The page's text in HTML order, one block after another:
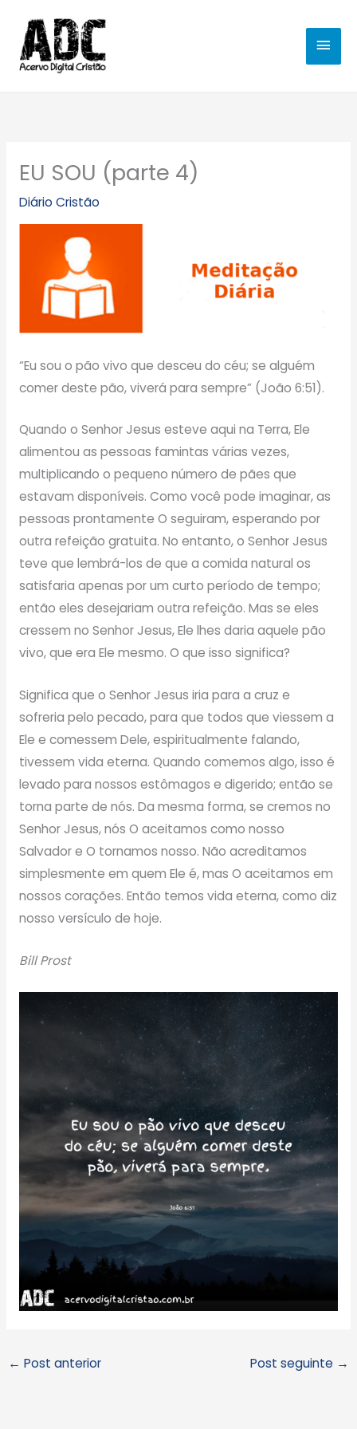
para
conteúdo
EU SOU (parte 4)
Diário Cristão
“Eu sou o pão vivo que desceu do céu; se alguém
comer deste pão, viverá para sempre” (João 6:51).
Quando o Senhor Jesus esteve aqui na Terra, Ele
alimentou as pessoas famintas várias vezes,
multiplicando o pequeno número de pães que
estavam disponíveis. Como você pode imaginar, as
pessoas prontamente O seguiram, esperando por
outra refeição gratuita. No entanto, o Senhor Jesus
teve que lembrá-los de que a comida natural os
satisfaria apenas por um curto período de tempo;
então eles desejariam outra refeição. Mas se eles
cressem no Senhor Jesus, Ele lhes daria aquele pão
vivo, que era Ele mesmo. O que isso significa?
Significa que o Senhor Jesus iria para a cruz e
sofreria pelo pecado, para que todos que viessem a
Ele e comessem Dele, espiritualmente falando,
tivessem vida eterna. Quando comemos algo, isso é
levado para nossos estômagos e digerido; então se
torna parte de nós. Da mesma forma, se cremos no
Senhor Jesus, nós O aceitamos como nosso
Salvador e O tornamos nosso. Não acreditamos
simplesmente em quem Ele é, mas O aceitamos em
nossos corações. Então temos vida eterna, como diz
nosso versículo de hoje.
Bill Prost
← Post anterior Post seguinte →